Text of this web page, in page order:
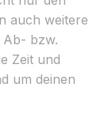
auch weitere
Ab- bzw.
Zeit und
um deinen